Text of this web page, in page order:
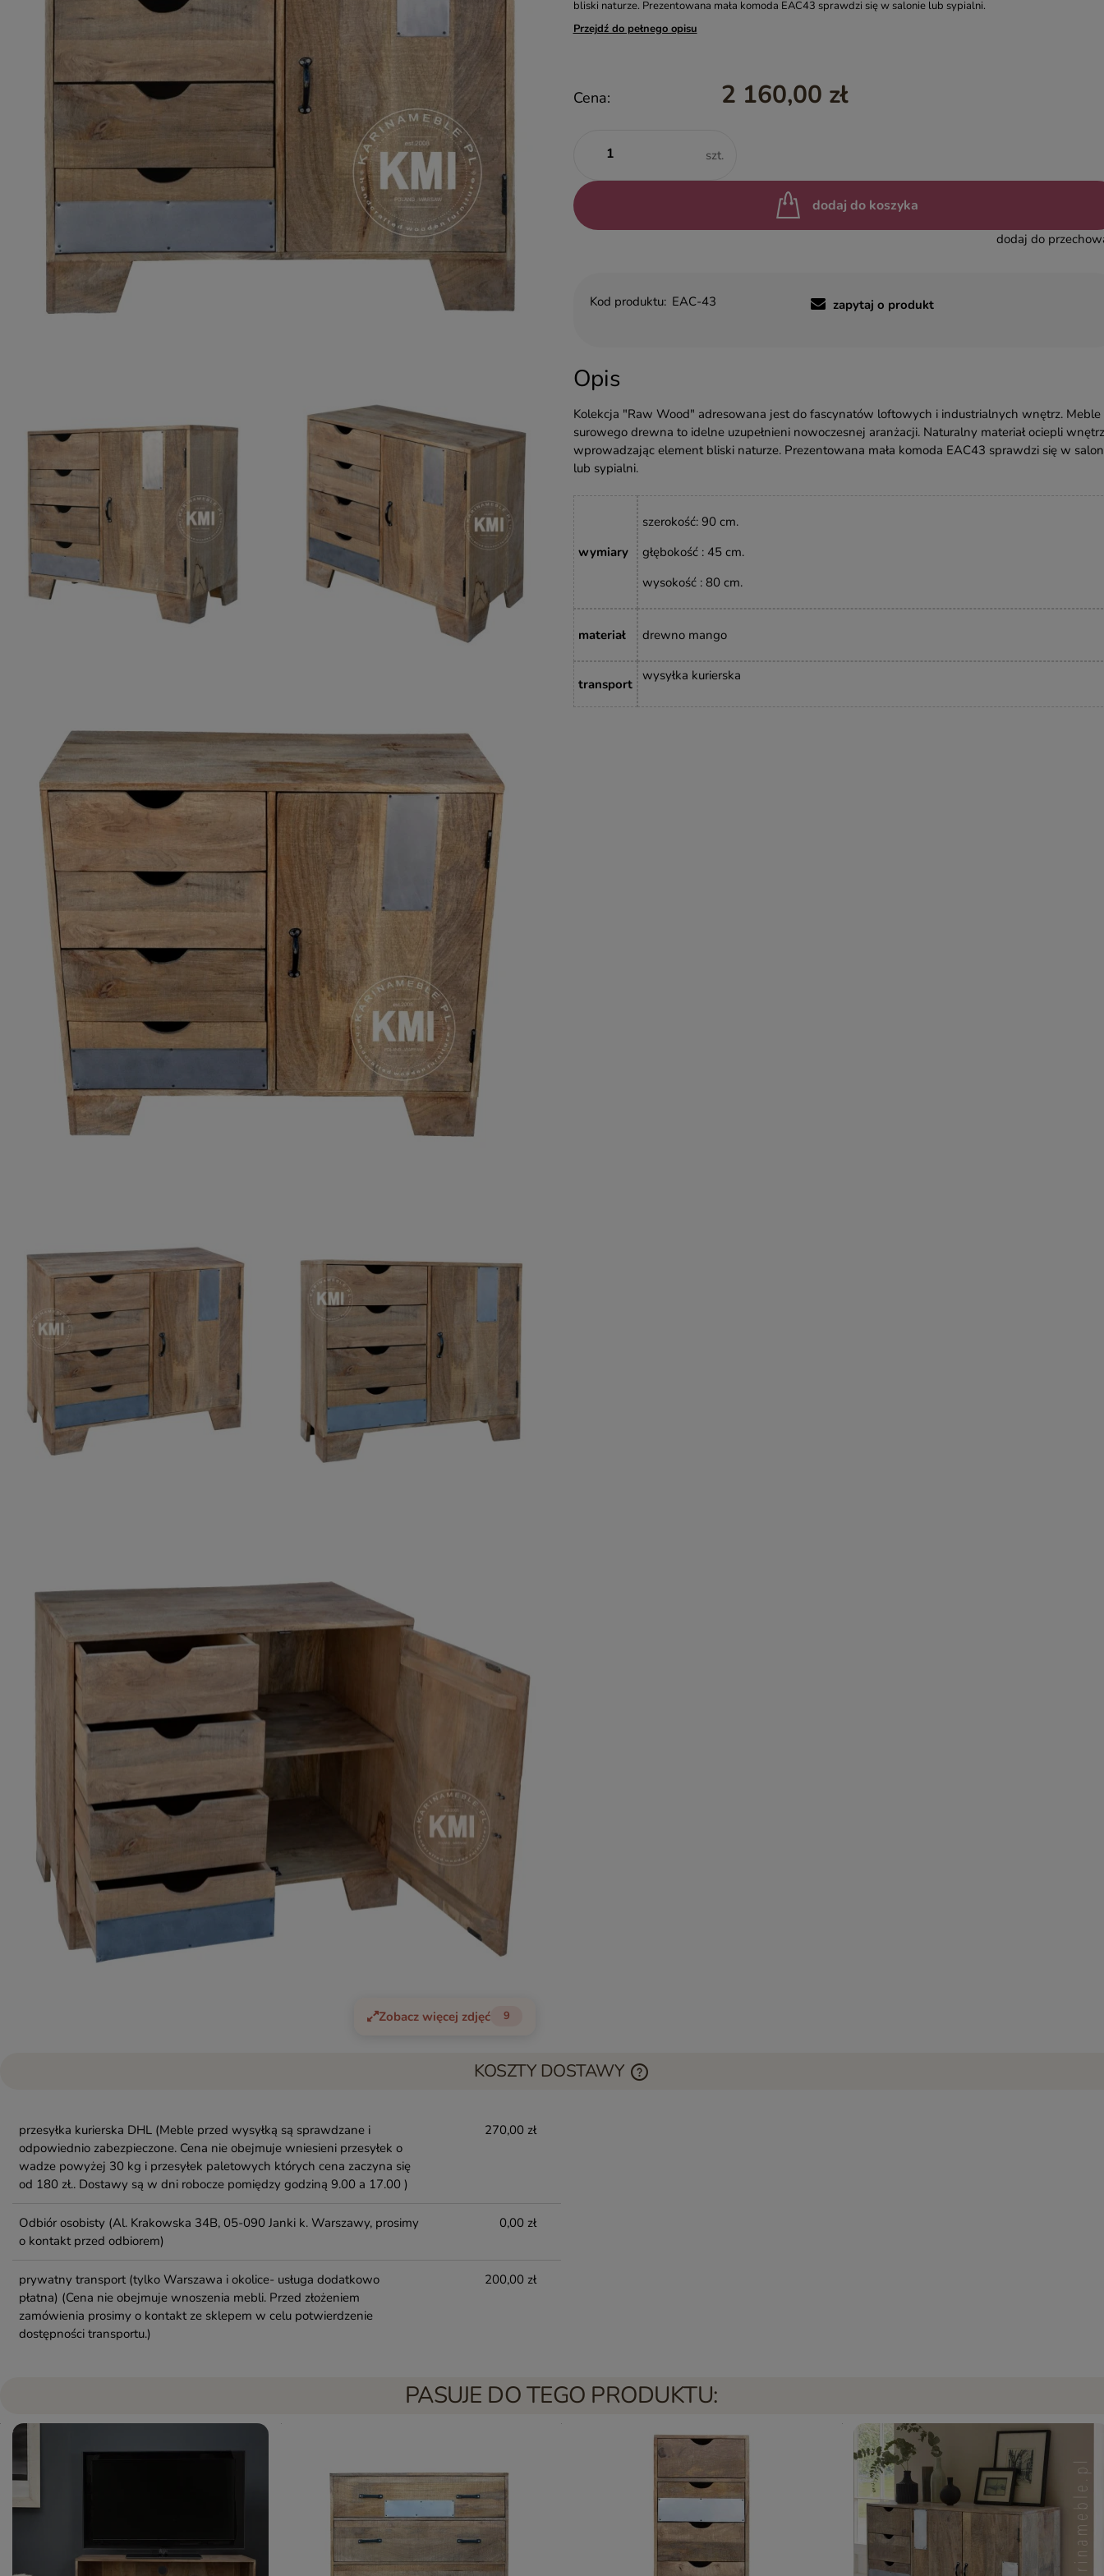
ROMA – MEBLE LOFTOWE MANGO I METAL
WESTPORT – LOFTOWE MEBLE VINTAGE
RIVERSIDE – POSTARZONE MEBLE LOFTOWE DREWNIANE
MILO – NOWOCZESNE MEBLE INDYJSKIE Z DREWNA MANGO
Zobacz więcej zdjęć 9
bliski naturze. Prezentowana mała komoda EAC43 sprawdzi się w salonie lub sypialni.
Przejdź do pełnego opisu
Cena: 2 160,00 zł
szt.
dodaj do koszyka
dodaj do
Kod produktu: EAC-43 zapytaj o produkt
Opis
Kolekcja "Raw Wood" adresowana jest do fascynatów loftowych i industrialnych wnętrz. Meble
surowego drewna to idelne uzupełnieni nowoczesnej aranżacji. Naturalny materiał ociepli
wprowadzając element bliski naturze. Prezentowana mała komoda EAC43 sprawdzi się w
lub sypialni.
wymiary
szerokość: 90 cm.
głębokość : 45 cm.
wysokość : 80 cm.
materiał drewno mango
transport
wysyłka kurierska
KOSZTY DOSTAWY
przesyłka kurierska DHL(Meble przed wysyłką są sprawdzane i
odpowiednio zabezpieczone. Cena nie obejmuje wniesieni przesyłek o
wadze powyżej 30 kg i przesyłek paletowych których cena zaczyna się
od 180 zł.. Dostawy są w dni robocze pomiędzy godziną 9.00 a 17.00 )
270,00 zł
Odbiór osobisty(Al. Krakowska 34B, 05-090 Janki k. Warszawy, prosimy
o kontakt przed odbiorem)
0,00 zł
prywatny transport (tylko Warszawa i okolice- usługa dodatkowo
płatna) (Cena nie obejmuje wnoszenia mebli. Przed złożeniem
zamówienia prosimy o kontakt ze sklepem w celu potwierdzenie
dostępności transportu.)
200,00 zł
PASUJE DO TEGO PRODUKTU: